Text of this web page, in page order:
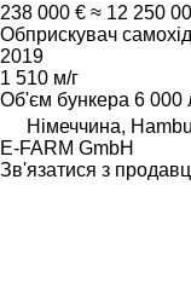
238 000 € ≈ 12 250
Обприскувач
2019
1 510 м/г
Об'єм бункера 6 000
Німеччина,
E-FARM GmbH
Зв'язатися з